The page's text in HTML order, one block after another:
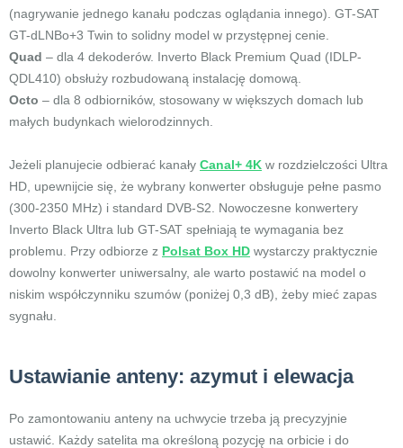
(nagrywanie jednego kanału podczas oglądania innego). GT-SAT
GT-dLNBo+3 Twin to solidny model w przystępnej cenie.
Quad – dla 4 dekoderów. Inverto Black Premium Quad (IDLP-
QDL410) obsłuży rozbudowaną instalację domową.
Octo – dla 8 odbiorników, stosowany w większych domach lub
małych budynkach wielorodzinnych.
Jeżeli planujecie odbierać kanały Canal+ 4K w rozdzielczości Ultra
HD, upewnijcie się, że wybrany konwerter obsługuje pełne pasmo
(300-2350 MHz) i standard DVB-S2. Nowoczesne konwertery
Inverto Black Ultra lub GT-SAT spełniają te wymagania bez
problemu. Przy odbiorze z Polsat Box HD wystarczy praktycznie
dowolny konwerter uniwersalny, ale warto postawić na model o
niskim współczynniku szumów (poniżej 0,3 dB), żeby mieć zapas
sygnału.
Ustawianie anteny: azymut i elewacja
Po zamontowaniu anteny na uchwycie trzeba ją precyzyjnie
ustawić. Każdy satelita ma określoną pozycję na orbicie i do